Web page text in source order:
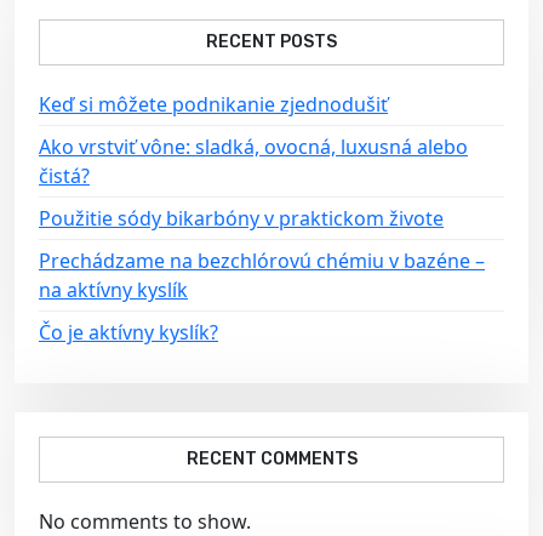
a
t
i
n
RECENT POSTS
Keď si môžete podnikanie zjednodušiť
Ako vrstviť vône: sladká, ovocná, luxusná alebo
čistá?
Použitie sódy bikarbóny v praktickom živote
Prechádzame na bezchlórovú chémiu v bazéne –
na aktívny kyslík
Čo je aktívny kyslík?
RECENT COMMENTS
No comments to show.